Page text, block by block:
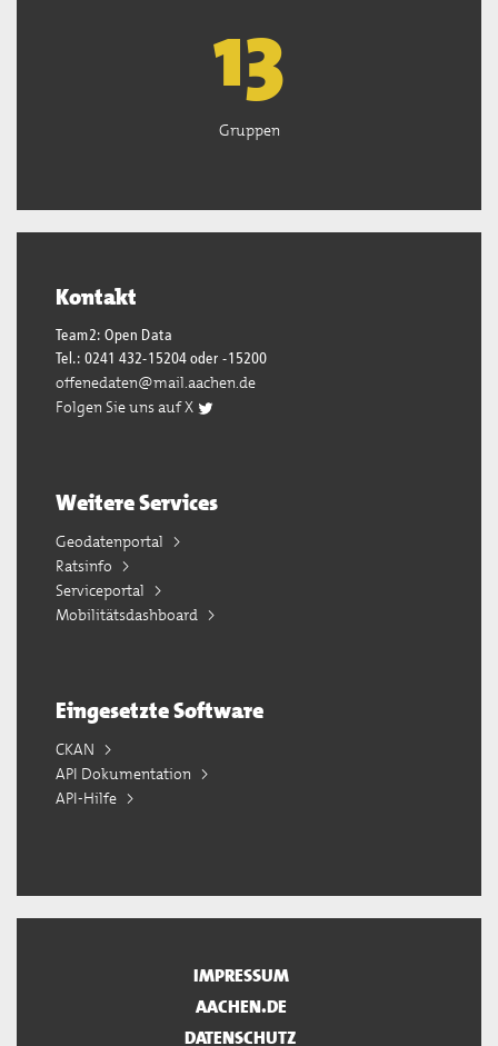
13
Gruppen
Kontakt
Team2: Open Data
Tel.: 0241 432-15204 oder -15200
offenedaten@mail.aachen.de
Folgen Sie uns auf X
Weitere Services
Geodatenportal
Ratsinfo
Serviceportal
Mobilitätsdashboard
Eingesetzte Software
CKAN
API Dokumentation
API-Hilfe
IMPRESSUM
AACHEN.DE
DATENSCHUTZ